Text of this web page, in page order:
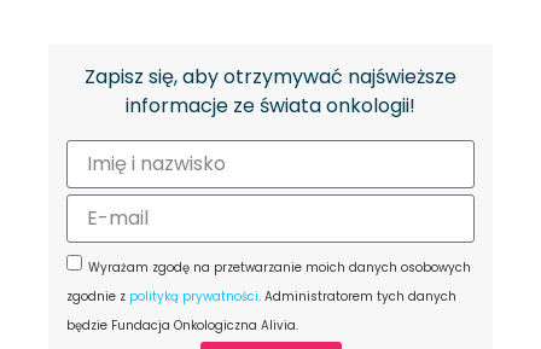
Zapisz się, aby otrzymywać najświeższe
informacje ze świata onkologii!
Wyrażam zgodę na przetwarzanie moich danych osobowych
zgodnie z polityką prywatności. Administratorem tych danych
będzie Fundacja Onkologiczna Alivia.